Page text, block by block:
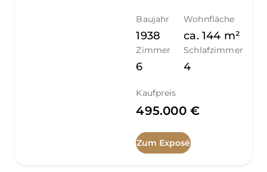
Baujahr
1938
Wohnfläche
ca. 144 m²
Zimmer
6
Schlafzimmer
4
Kaufpreis
495.000 €
Zum Exposé